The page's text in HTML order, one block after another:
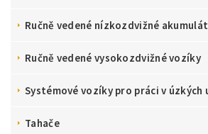
Ručně vedené nízkozdvižné
Ručně vedené vysokozdvižné vozíky
Systémové vozíky pro práci v úzkých
Tahače